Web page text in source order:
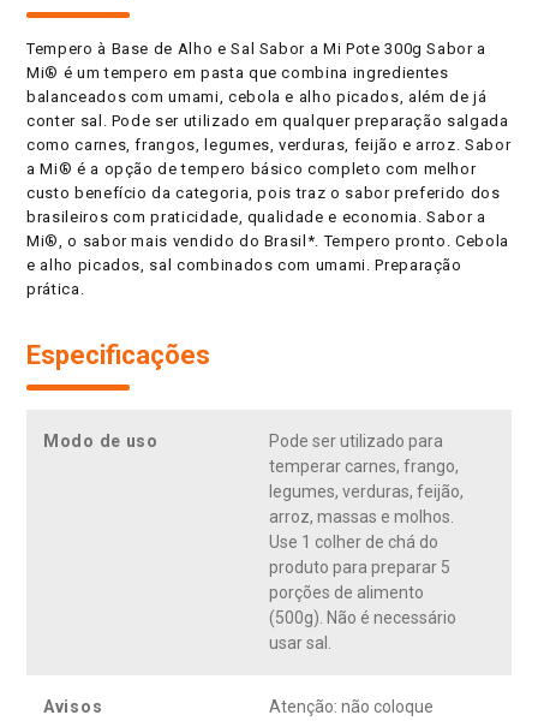
Tempero à Base de Alho e Sal Sabor a Mi Pote 300g Sabor a
Mi® é um tempero em pasta que combina ingredientes
balanceados com umami, cebola e alho picados, além de já
conter sal. Pode ser utilizado em qualquer preparação salgada
como carnes, frangos, legumes, verduras, feijão e arroz. Sabor
a Mi® é a opção de tempero básico completo com melhor
custo benefício da categoria, pois traz o sabor preferido dos
brasileiros com praticidade, qualidade e economia. Sabor a
Mi®, o sabor mais vendido do Brasil*. Tempero pronto. Cebola
e alho picados, sal combinados com umami. Preparação
prática.
Especificações
Modo de uso
Pode ser utilizado para
temperar carnes, frango,
legumes, verduras, feijão,
arroz, massas e molhos.
Use 1 colher de chá do
produto para preparar 5
porções de alimento
(500g). Não é necessário
usar sal.
Avisos
Atenção: não coloque